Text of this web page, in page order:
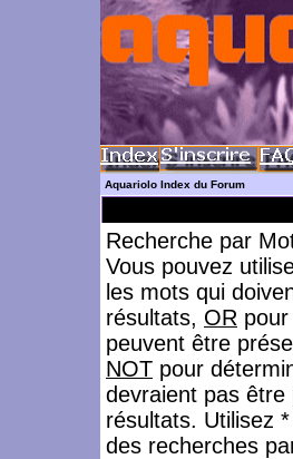
Aquariolo Index du Forum
Recherche par
Vous pouvez
les mots qui
résultats, OR
peuvent être
NOT pour
devraient pas
résultats. Utilisez
des recherches